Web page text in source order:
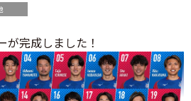
が完成しました！